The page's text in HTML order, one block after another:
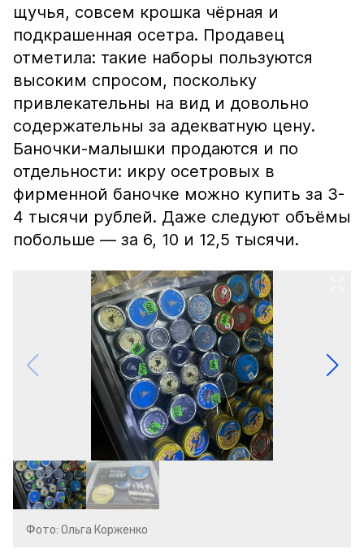
щучья, совсем крошка чёрная и
подкрашенная осетра. Продавец
отметила: такие наборы пользуются
высоким спросом, поскольку
привлекательны на вид и довольно
содержательны за адекватную цену.
Баночки-малышки продаются и по
отдельности: икру осетровых в
фирменной баночке можно купить за 3-
4 тысячи рублей. Даже следуют объёмы
побольше — за 6, 10 и 12,5 тысячи.
Фото: Ольга Корженко